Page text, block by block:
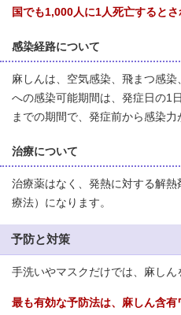
国でも1,000人に1人死亡すると
感染経路について
麻しんは、空気感染、飛まつ感
への感染可能期間は、発症日の1
までの期間で、発症前から感染力
治療について
治療薬はなく、発熱に対する解
療法）になります。
予防と対策
手洗いやマスクだけでは、麻しん
最も有効な予防法は、麻しん含